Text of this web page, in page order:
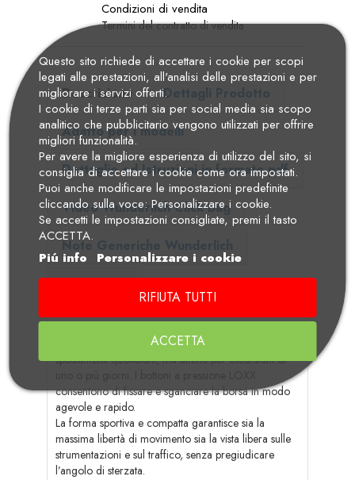
Condizioni di vendita
Termini del contratto di vendita
Descrizione Dettagli Prodotto
Adatto per i modelli
Dettaglio ed Istruzioni in formato pdf
Video Wunderlich Click Bag
Note Generiche Wunderlich
Recensioni
GS e F 850 GS è la soluzione ideale per gli
spostamenti quotidiani, ma anche per escursioni di
consentono di fissare e sganciare la borsa in modo
agevole e rapido.
La forma sportiva e compatta garantisce sia la
massima libertà di movimento sia la vista libera sulle
strumentazioni e sul traffico, senza pregiudicare
l’angolo di sterzata.
Questo sito richiede di accettare i cookie per scopi
legati alle prestazioni, all'analisi delle prestazioni e per
migliorare i servizi offerti.
I cookie di terze parti sia per social media sia scopo
analitico che pubblicitario vengono utilizzati per offrire
migliori funzionalità.
Per avere la migliore esperienza di utilizzo del sito, si
consiglia di accettare i cookie come ora impostati.
Puoi anche modificare le impostazioni predefinite
cliccando sulla voce: Personalizzare i cookie.
Se accetti le impostazioni consigliate, premi il tasto
ACCETTA.
Piú info
Personalizzare i cookie
RIFIUTA TUTTI
ACCETTA